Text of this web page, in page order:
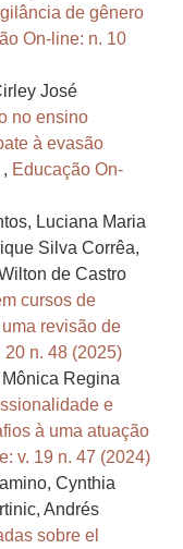
de gênero
On-line: n. 10
José
no ensino
à evasão
, Educação On-
Luciana Maria
Silva Corrêa,
de Castro
cursos de
revisão de
20 n. 48 (2025)
Regina
e
à uma atuação
v. 19 n. 47 (2024)
Cynthia
Andrés
sobre el